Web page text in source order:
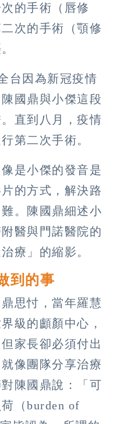
的手術（唇修
次的手術（顎修
台因為新冠疫情
國鼎與小傑這段
直到八月，疫情
第二次手術。
是小傑的發音是
的方式，解決路
。陳國鼎細述小
醫與門諾醫院的
療」的縮影。
到的事
思忖，當年羅慧
級的顱顏中心，
家長卻必須付出
像團隊分享治療
陳國鼎說：「可
（burden of